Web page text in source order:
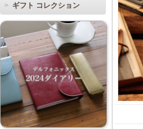
ギフト コレクション